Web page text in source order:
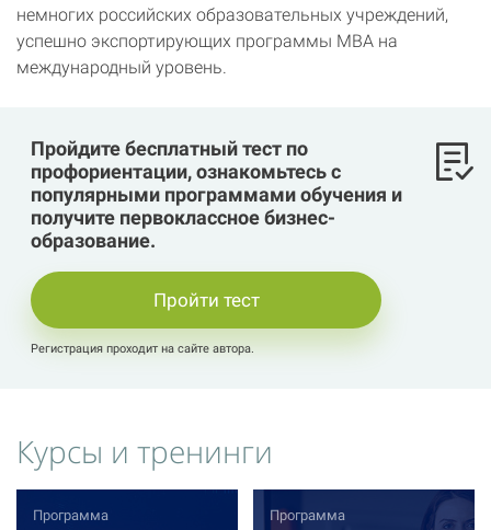
немногих российских образовательных учреждений,
успешно экспортирующих программы MBA на
международный уровень.
Пройдите бесплатный тест по
профориентации, ознакомьтесь с
популярными программами обучения и
получите первоклассное бизнес-
образование.
Пройти тест
Регистрация проходит на сайте автора.
Курсы и тренинги
Программа Программа